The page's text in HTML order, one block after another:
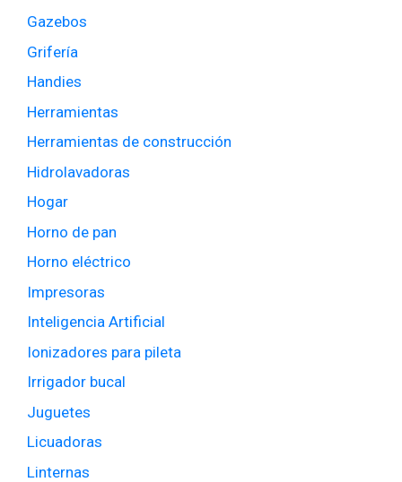
Gazebos
Grifería
Handies
Herramientas
Herramientas de construcción
Hidrolavadoras
Hogar
Horno de pan
Horno eléctrico
Impresoras
Inteligencia Artificial
Ionizadores para pileta
Irrigador bucal
Juguetes
Licuadoras
Linternas